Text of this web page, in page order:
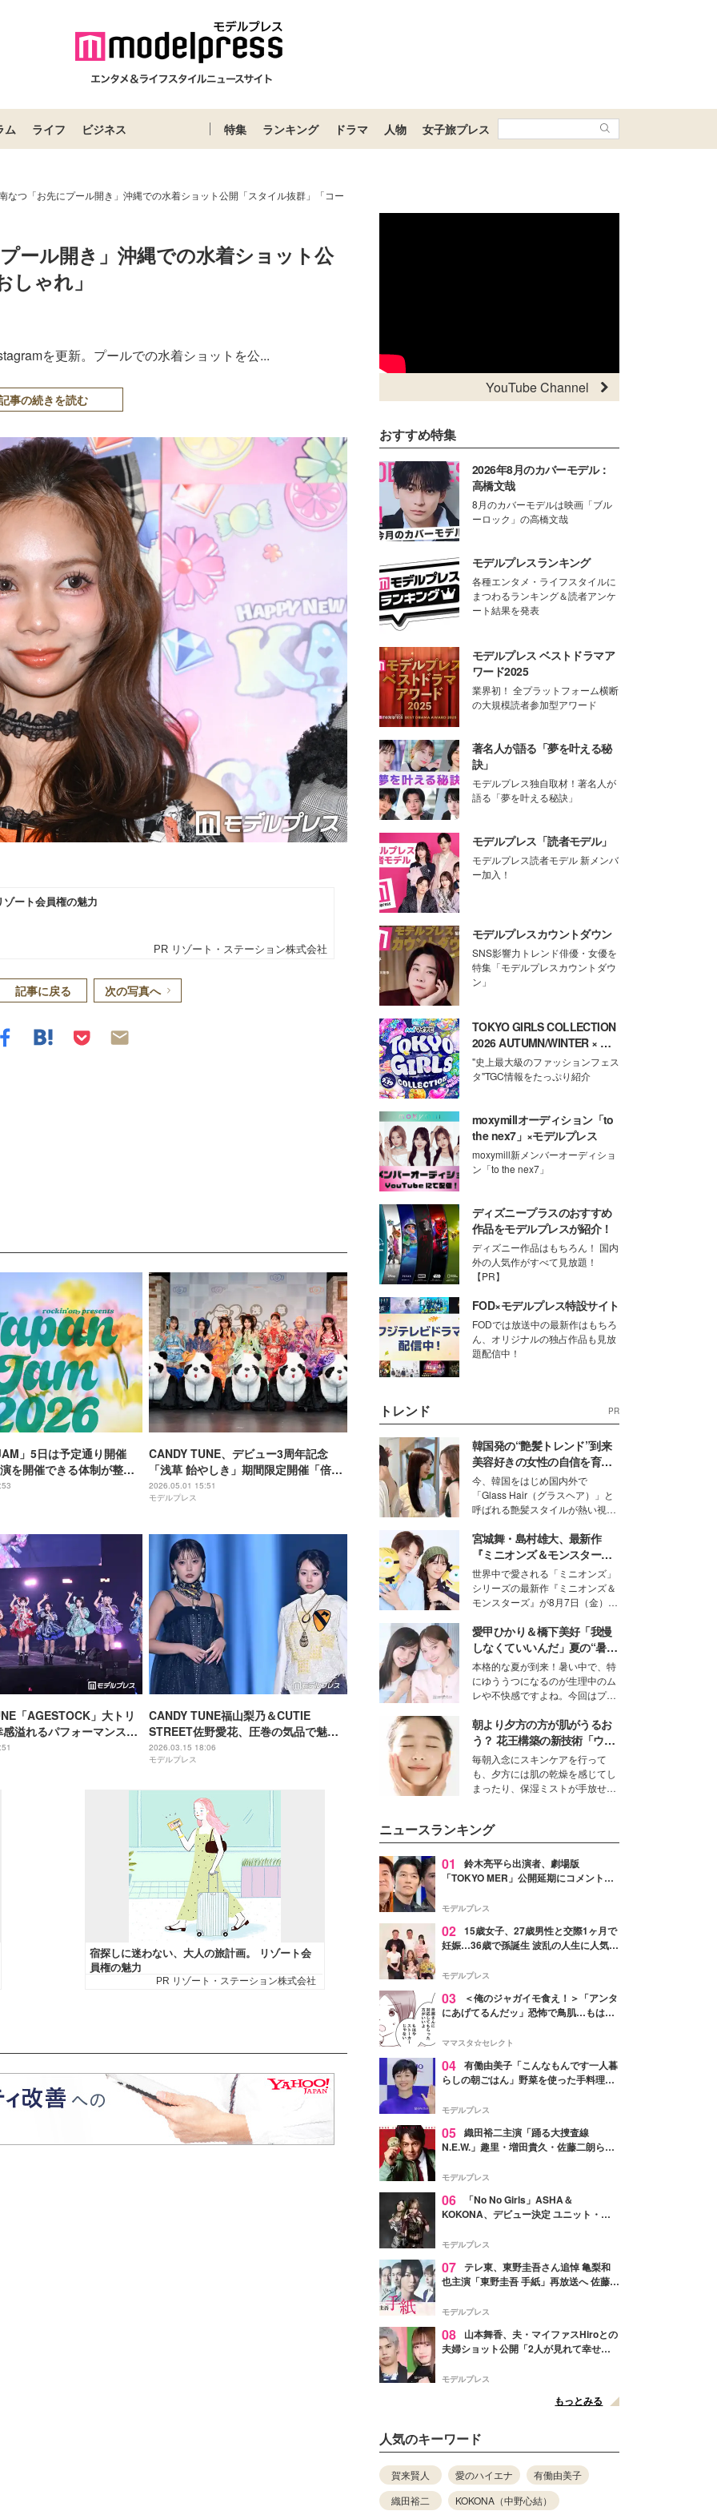
ム ライフ ビジネス 特集 ランキング ドラマ 人物 女子旅プレス
なつ「お先にプール開き」沖縄での水着ショット公開「スタイル抜群」「コー
ール開き」沖縄での水着ショット公
ゃれ」
を更新。プールでの水着ショットを公...
事の続きを読む
記事に戻る 次の写真へ
」5日は予定通り開催
を開催できる体制が整い
タイテで進行
CANDY TUNE、デビュー3周年記念
「浅草 飴やしき」期間限定開催「倍倍
FIGHT！」“湯切りネキ”モチーフのス
ーパーボールすくいも
2026.05.01 15:51
モデルプレス
「AGESTOCK」大トリ
溢れるパフォーマンスで
「愛してくれますか？」
CANDY TUNE福山梨乃＆CUTIE
STREET佐野愛花、圧巻の気品で魅了
白×黒の対照コーデ【IDOL RUNWAY
COLLECTION 2026】
2026.03.15 18:06
モデルプレス
YouTube Channel
おすすめ特集
2026年8月のカバーモデル：
高橋文哉
8月のカバーモデルは映画「ブル
ーロック」の高橋文哉
モデルプレスランキング
各種エンタメ・ライフスタイルに
まつわるランキング＆読者アンケ
ート結果を発表
モデルプレス ベストドラマア
ワード2025
業界初！ 全プラットフォーム横断
の大規模読者参加型アワード
著名人が語る「夢を叶える秘
訣」
モデルプレス独自取材！著名人が
語る「夢を叶える秘訣」
モデルプレス「読者モデル」
モデルプレス読者モデル 新メンバ
ー加入！
モデルプレスカウントダウン
SNS影響力トレンド俳優・女優を
特集「モデルプレスカウントダウ
ン」
TOKYO GIRLS COLLECTION
2026 AUTUMN/WINTER × モ
デルプレス
"史上最大級のファッションフェス
タ"TGC情報をたっぷり紹介
moxymillオーディション「to
the nex7」×モデルプレス
moxymill新メンバーオーディショ
ン「to the nex7」
ディズニープラスのおすすめ
作品をモデルプレスが紹介！
ディズニー作品はもちろん！ 国内
外の人気作がすべて見放題！
【PR】
FOD×モデルプレス特設サイト
FODでは放送中の最新作はもちろ
ん、オリジナルの独占作品も見放
題配信中！
トレンド PR
韓国発の“艶髪トレンド”到来
美容好きの女性の自信を育む
「ヘアケア事情」って？
今、韓国をはじめ国内外で
「Glass Hair（グラスヘア）」と
呼ばれる艶髪スタイルが熱い視線
ションの完成度を高めるベースと
して、“髪そのものの美しさ”に改
めて注目する人が増えている様
子。今回は、そんな憧れの艶やか
な髪を日常で叶える、美容好きの
女性たちのヘアケア事情を紹介し
ます。
宮城舞・島村雄大、最新作
『ミニオンズ＆モンスター
ズ』の魅力熱弁 ハチャメチャ
だけじゃない“友情と絆”に感
動
世界中で愛される「ミニオンズ」
シリーズの最新作『ミニオンズ＆
モンスターズ』が8月7日（金）に
ニオン好き”という共通点を持つモ
デルの宮城舞と島村雄大の特別対
談をお届け！それぞれの視点か
ら、今作ならではの魅力や予想外
の感動をもたらす奥深いストーリ
ーについて熱く語り合ってもらっ
た。
愛甲ひかり＆橋下美好「我慢
しなくていいんだ」夏の“暑さ
対策”の新しい選択肢とは？
本格的な夏が到来！暑い中で、特
にゆううつになるのが生理中のム
レや不快感ですよね。今回はプラ
モデル・愛甲ひかりさんと橋下美
好さんを迎えて本音で女子会トー
ク。猛暑のお出かけを快適に過ご
すヒントや、2人が感動した夏の
生理の新常識にも迫りました。
朝より夕方の方が肌がうるお
う？ 花王構築の新技術「ウォ
ーターキャプチャリングスキ
ン（捕水肌）」がスキンケア
の常識を変える予感
毎朝入念にスキンケアを行って
も、夕方には肌の乾燥を感じてし
まったり、保湿ミストが手放せな
性を秘めた、革新的な「Water
Capturing Skin（ウォーターキャ
プチャリングスキン：捕水肌）」
技術を、花王が構築した。
ニュースランキング
01
鈴木亮平ら出演者、劇場版
「TOKYO MER」公開延期にコメント
最大の敬意とエールを」
モデルプレス
02 15歳女子、27歳男性と交際1ヶ月で
妊娠…36歳で孫誕生 波乱の人生に人気タ
よ！」
モデルプレス
03
＜俺のジャガイモ食え！＞「アンタ
にあげてるんだッ」恐怖で鳥肌…もはや
ママスタ☆セレクト
04 有働由美子「こんなもんです一人暮
らしの朝ごはん」野菜を使った手料理公
そう」と反響
モデルプレス
05 織田裕二主演「踊る大捜査線
N.E.W.」趣里・増田貴久・佐藤二朗ら新
徴する“謎のキーワード”も
モデルプレス
06
「No No Girls」ASHA＆
KOKONA、デビュー決定 ユニット・
リリースへ
モデルプレス
07 テレ東、東野圭吾さん追悼 亀梨和
也主演「東野圭吾 手紙」再放送へ 佐藤隆
モデルプレス
08
山本舞香、夫・マイファスHiroとの
夫婦ショット公開「2人が見れて幸せ」
モデルプレス
もっとみる
人気のキーワード
賀来賢人 愛のハイエナ
有働由美子
織田裕二
KOKONA（中野心結）